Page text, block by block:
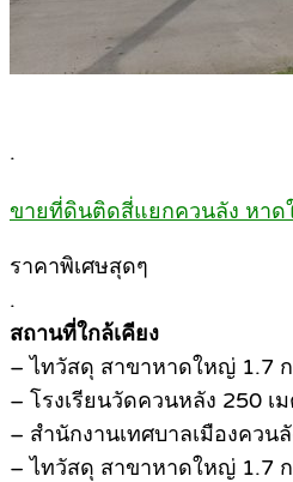
.
ขายที่ดินติดสี่แยกควนลัง หาด
ราคาพิเศษสุดๆ
.
สถานที่ใกล้เคียง
– ไทวัสดุ สาขาหาดใหญ่ 1.7
– โรงเรียนวัดควนหลัง 250 เ
– สำนักงานเทศบาลเมืองควน
– ไทวัสดุ สาขาหาดใหญ่ 1.7